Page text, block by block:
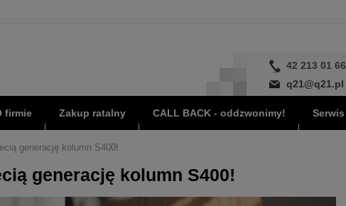
42 213 01 66
q21@q21.pl
firmie Zakup ratalny CALL BACK - oddzwonimy! Serwis
generację kolumn S400!
generację kolumn S400!